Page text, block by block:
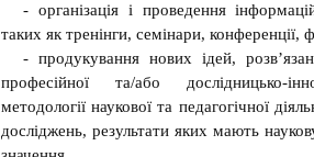
- організація і проведення
таких як тренінги, семінари,
- продукування нових ідей,
професійної та/або дослідницько-
методології наукової та педагогічної
досліджень, результати яких мають